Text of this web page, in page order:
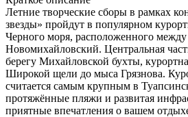
Летние творческие сборы в рамках
звезды» пройдут в популярном
Черного моря, расположенного
Новомихайловский. Центральная
берегу Михайловской бухты,
Широкой щели до мыса Грязнова.
считается самым крупным в
протяжённые пляжи и развитая
приятные впечатления о вашем